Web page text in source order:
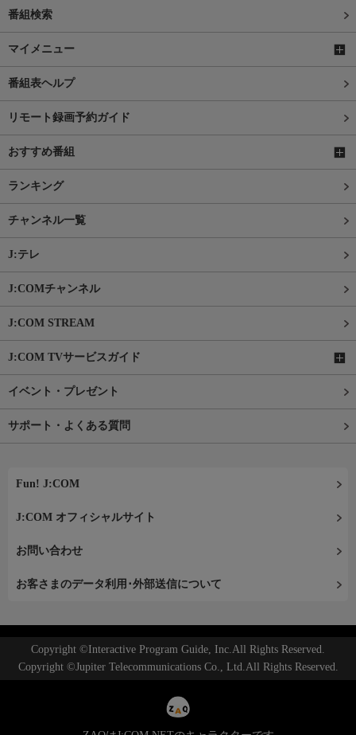
番組検索
マイメニュー
番組表ヘルプ
リモート録画予約ガイド
おすすめ番組
ランキング
チャンネル一覧
J:テレ
J:COMチャンネル
J:COM STREAM
J:COM TVサービスガイド
イベント・プレゼント
サポート・よくある質問
Fun! J:COM
J:COM オフィシャルサイト
お問い合わせ
お客さまのデータ利用･外部送信について
Copyright ©Interactive Program Guide, Inc.All Rights Reserved.
Copyright ©Jupiter Telecommunications Co., Ltd.All Rights Reserved.